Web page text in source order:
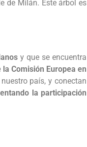
de Milán. Este árbol es
y que se encuentra
la Comisión Europea en
país, y conectan
la participación